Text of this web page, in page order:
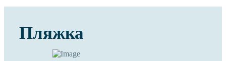
Пляжка